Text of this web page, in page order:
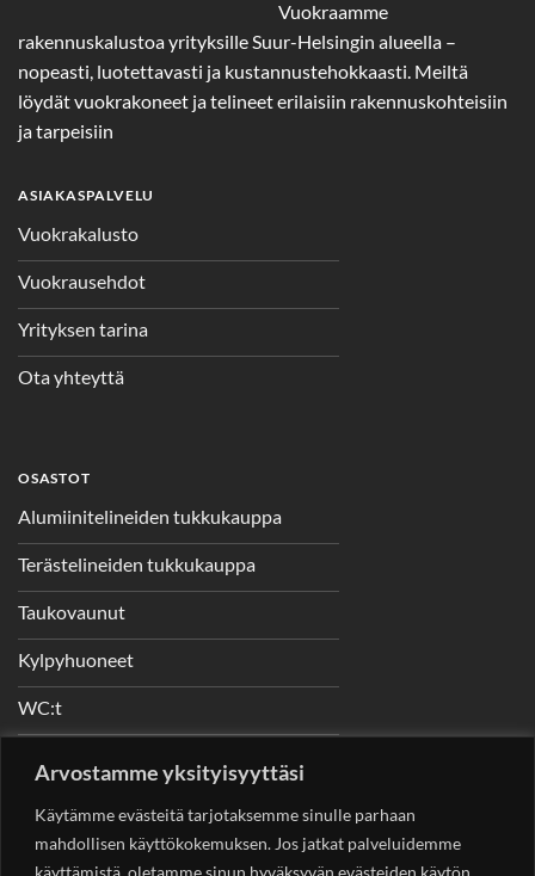
Arvostamme yksityisyyttäsi
Käytämme evästeitä tarjotaksemme sinulle parhaan
mahdollisen käyttökokemuksen. Jos jatkat palveluidemme
käyttämistä, oletamme sinun hyväksyvän evästeiden käytön.
Vuokraamme
rakennuskalustoa yrityksille Suur-Helsingin alueella –
nopeasti, luotettavasti ja kustannustehokkaasti. Meiltä
löydät vuokrakoneet ja telineet erilaisiin rakennuskohteisiin
ja tarpeisiin
ASIAKASPALVELU
Vuokrakalusto
Vuokrausehdot
Yrityksen tarina
Ota yhteyttä
OSASTOT
Alumiinitelineiden tukkukauppa
Terästelineiden tukkukauppa
Taukovaunut
Kylpyhuoneet
WC:t